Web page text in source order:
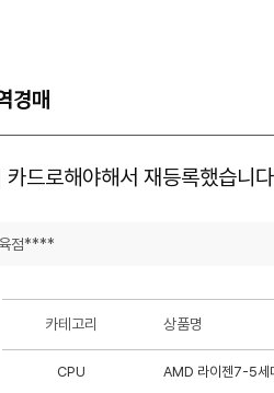
경매
카드로해야해서 재등록했습니
점****
카테고리 상품명
CPU AMD 라이젠7-5세